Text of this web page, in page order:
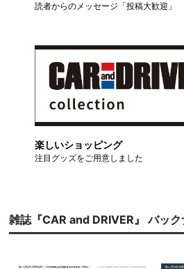
読者からのメッセージ「投稿大歓迎」
楽しいショッピング
注目グッズをご用意しました
雑誌『CAR and DRIVER』 バッ